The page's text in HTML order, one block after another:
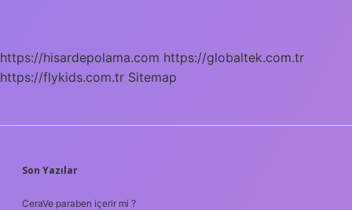
https://hisardepolama.com https://globaltek.com.tr
https://flykids.com.tr Sitemap
SIDEBAR
Son Yazılar
CeraVe paraben içerir mi ?